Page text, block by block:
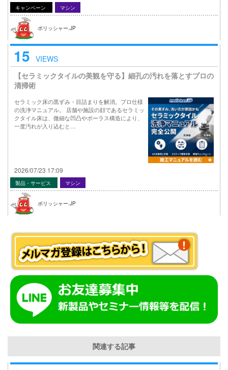
キャンペーン マシン
ポリッシャー.JP
15 VIEWS
【セラミックタイルの美観を守る】細孔の汚れを落とすプロの
清掃術
セラミック床の黒ずみ・目詰まりを解消。プロ仕様
の洗浄マニュアル。 店舗や施設の顔であるセラミッ
クタイル床は、微細な凹凸やポーラス構造により、
一度汚れが入り込むと…
2026/07/23 17:09
製品・サービス マシン
ポリッシャー.JP
関連する記事